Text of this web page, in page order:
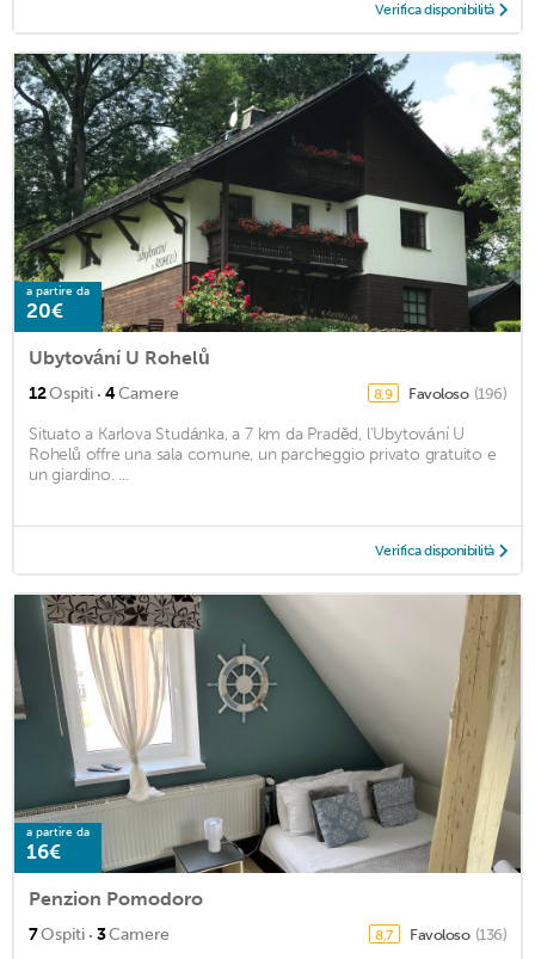
Verifica disponibilità
a partire da
20€
Ubytování U Rohelů
12Ospiti · 4Camere 8,9 Favoloso (196)
Situato a Karlova Studánka, a 7 km da Praděd, l'Ubytování U
Rohelů offre una sala comune, un parcheggio privato gratuito e
un giardino. ...
Verifica disponibilità
a partire da
16€
Penzion Pomodoro
7Ospiti · 3Camere 8,7 Favoloso (136)